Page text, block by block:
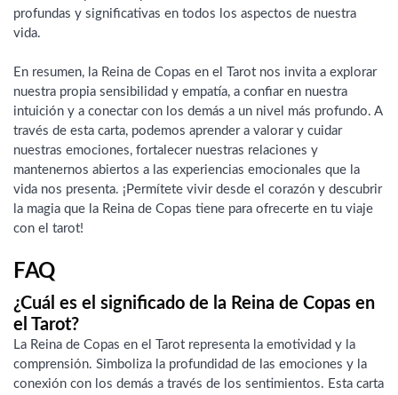
profundas y significativas en todos los aspectos de nuestra
vida.
En resumen, la Reina de Copas en el Tarot nos invita a explorar
nuestra propia sensibilidad y empatía, a confiar en nuestra
intuición y a conectar con los demás a un nivel más profundo. A
través de esta carta, podemos aprender a valorar y cuidar
nuestras emociones, fortalecer nuestras relaciones y
mantenernos abiertos a las experiencias emocionales que la
vida nos presenta. ¡Permítete vivir desde el corazón y descubrir
la magia que la Reina de Copas tiene para ofrecerte en tu viaje
con el tarot!
FAQ
¿Cuál es el significado de la Reina de Copas en
el Tarot?
La Reina de Copas en el Tarot representa la emotividad y la
comprensión. Simboliza la profundidad de las emociones y la
conexión con los demás a través de los sentimientos. Esta carta